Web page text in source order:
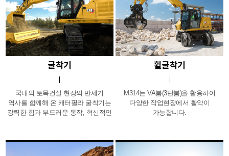
굴착기
국내외 토목건설 현장의 반세기
역사를 함께해 온 캐터필라 굴착기는
강력한 힘과 부드러운 동작, 혁신적인
생산성, 경제성, 내구성, 편의성 등을
인정받고 있습니다.
휠굴착기
M314는 VA붐(3단붐)을 활용하여
다양한 작업현장에서 활약이
가능합니다.